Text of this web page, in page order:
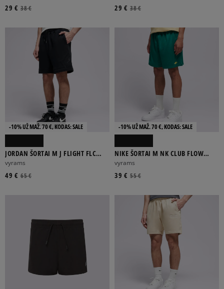
38 €
29 €
38 €
29 €
-10% UŽ MAŽ. 70 €, KODAS: SALE
JORDAN ŠORTAI M J FLIGHT FLC
DMND SHORT
vyrams
65 €
49 €
-10% UŽ MAŽ. 70 €, KODAS: SALE
NIKE ŠORTAI M NK CLUB FLOW
EMBSS FUTBOL
vyrams
55 €
39 €